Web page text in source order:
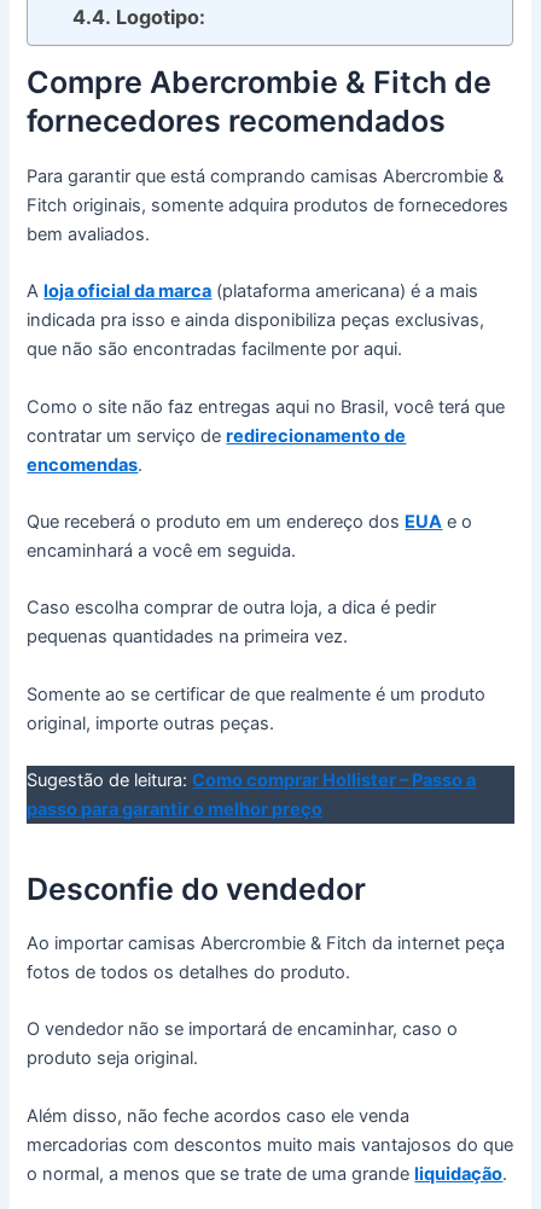
Logotipo:
Compre Abercrombie & Fitch de
fornecedores recomendados
Para garantir que está comprando camisas Abercrombie &
Fitch originais, somente adquira produtos de fornecedores
bem avaliados.
A loja oficial da marca (plataforma americana) é a mais
indicada pra isso e ainda disponibiliza peças exclusivas,
que não são encontradas facilmente por aqui.
Como o site não faz entregas aqui no Brasil, você terá que
contratar um serviço deredirecionamento de
encomendas.
Que receberá o produto em um endereço dos EUA e o
encaminhará a você em seguida.
Caso escolha comprar de outra loja, a dica é pedir
pequenas quantidades na primeira vez.
Somente ao se certificar de que realmente é um produto
original, importe outras peças.
Sugestão de leitura:Como comprar Hollister – Passo a
passo para garantir o melhor preço
Desconfie do vendedor
Ao importar camisas Abercrombie & Fitch da internet peça
fotos de todos os detalhes do produto.
O vendedor não se importará de encaminhar, caso o
produto seja original.
Além disso, não feche acordos caso ele venda
mercadorias com descontos muito mais vantajosos do que
o normal, a menos que se trate de uma grandeliquidação.